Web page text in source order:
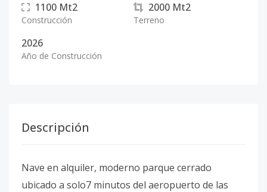
1100 Mt2
Construcción
2000 Mt2
Terreno
2026
Año de Construcción
Descripción
Nave en alquiler, moderno parque cerrado
ubicado a solo7 minutos del aeropuerto de las